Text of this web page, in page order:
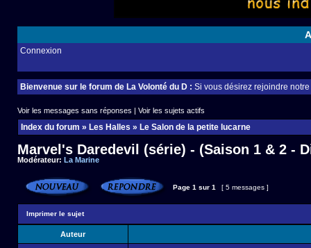
Connexion
Bienvenue sur le forum de La Volonté du D : Si vous désirez rejoindre
Voir les messages sans réponses | Voir les sujets actifs
Index du forum » Les Halles » Le Salon de la petite lucarne
Marvel's Daredevil (série) - (Saison 1 & 2 -
Modérateur: La Marine
Page 1 sur 1 [ 5 messages ]
Imprimer le sujet
Auteur